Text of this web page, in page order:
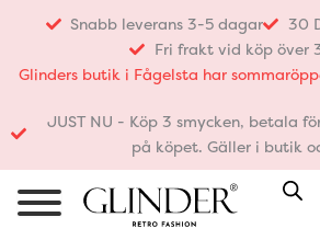
innehåll
Snabb leverans 3-5 dagar
30
Fri frakt vid köp över
Glinders butik i Fågelsta har
JUST NU - Köp 3 smycken, betala
på köpet. Gäller i butik